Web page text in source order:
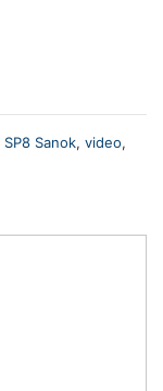
SP8 Sanok, video,